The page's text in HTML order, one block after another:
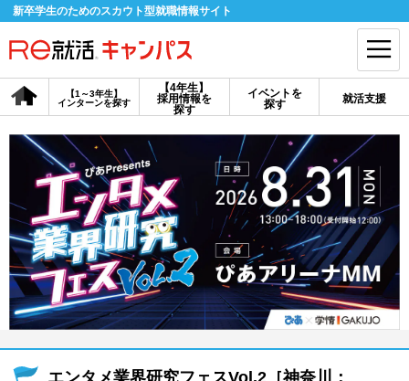
新卒学生のためのスカウト型就職情報サイト
【4年生】
採用情報を
探す
【1～3年生】
インターンを探す
イベントを
探す
就活支援
会員登録 ログイン
会員ID・パスワードを忘れた方はこちら
探す
【4年生】
採用情報を探す
【4年生】
説明会を探す
【1～3年生】
インターンを探す
エンタメ業界研究フェスVol.2［神奈川：